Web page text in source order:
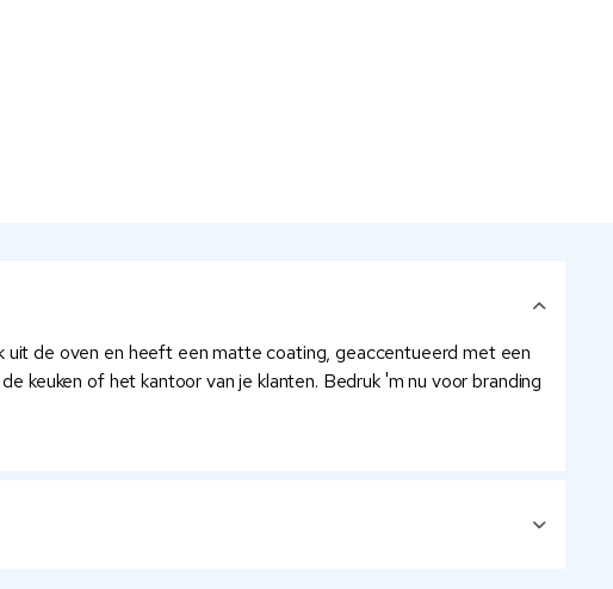
uit de oven en heeft een matte coating, geaccentueerd met een
keuken of het kantoor van je klanten. Bedruk 'm nu voor branding